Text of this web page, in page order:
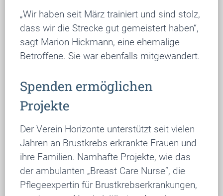
„Wir haben seit März trainiert und sind stolz,
dass wir die Strecke gut gemeistert haben“,
sagt Marion Hickmann, eine ehemalige
Betroffene. Sie war ebenfalls mitgewandert.
Spenden ermöglichen
Projekte
Der Verein Horizonte unterstützt seit vielen
Jahren an Brustkrebs erkrankte Frauen und
ihre Familien. Namhafte Projekte, wie das
der ambulanten „Breast Care Nurse“, die
Pflegeexpertin für Brustkrebserkrankungen,